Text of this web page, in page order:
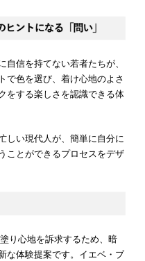
自信を持てない若者たちが、
で色を選び、着け心地のよさ
をする楽しさを認識できる体
しい現代人が、簡単に自分に
ことができるプロセスをデザ
り心地を訴求するため、暗
な体験提案です。イエベ・ブ